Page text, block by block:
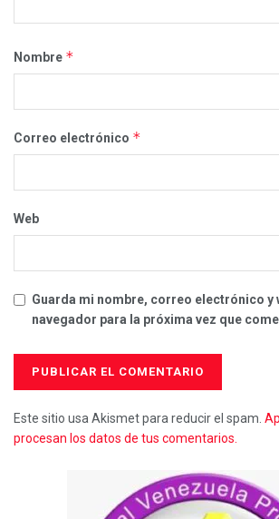
Nombre *
Correo electrónico *
Web
Guarda mi nombre, correo electrónico y
navegador para la próxima vez que
Este sitio usa Akismet para reducir el spam.
procesan los datos de tus comentarios.